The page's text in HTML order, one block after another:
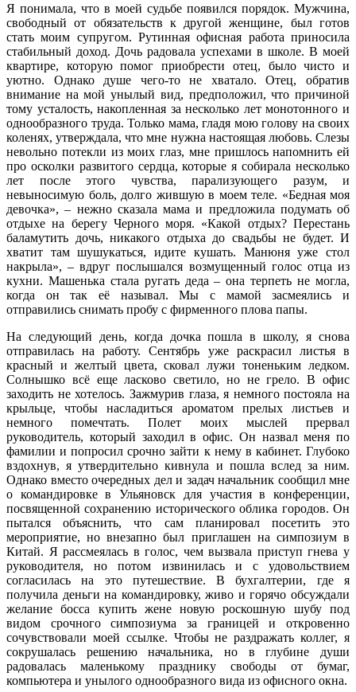
Я понимала, что в моей судьбе появился порядок. Мужчина,
свободный от обязательств к другой женщине, был готов
стать моим супругом. Рутинная офисная работа приносила
стабильный доход. Дочь радовала успехами в школе. В моей
квартире, которую помог приобрести отец, было чисто и
уютно. Однако душе чего-то не хватало. Отец, обратив
внимание на мой унылый вид, предположил, что причиной
тому усталость, накопленная за несколько лет монотонного и
однообразного труда. Только мама, гладя мою голову на своих
коленях, утверждала, что мне нужна настоящая любовь. Слезы
невольно потекли из моих глаз, мне пришлось напомнить ей
про осколки развитого сердца, которые я собирала несколько
лет после этого чувства, парализующего разум, и
невыносимую боль, долго жившую в моем теле. «Бедная моя
девочка», – нежно сказала мама и предложила подумать об
отдыхе на берегу Черного моря. «Какой отдых? Перестань
баламутить дочь, никакого отдыха до свадьбы не будет. И
хватит там шушукаться, идите кушать. Манюня уже стол
накрыла», – вдруг послышался возмущенный голос отца из
кухни. Машенька стала ругать деда – она терпеть не могла,
когда он так её называл. Мы с мамой засмеялись и
отправились снимать пробу с фирменного плова папы.
На следующий день, когда дочка пошла в школу, я снова
отправилась на работу. Сентябрь уже раскрасил листья в
красный и желтый цвета, сковал лужи тоненьким ледком.
Солнышко всё еще ласково светило, но не грело. В офис
заходить не хотелось. Зажмурив глаза, я немного постояла на
крыльце, чтобы насладиться ароматом прелых листьев и
немного помечтать. Полет моих мыслей прервал
руководитель, который заходил в офис. Он назвал меня по
фамилии и попросил срочно зайти к нему в кабинет. Глубоко
вздохнув, я утвердительно кивнула и пошла вслед за ним.
Однако вместо очередных дел и задач начальник сообщил мне
о командировке в Ульяновск для участия в конференции,
посвященной сохранению исторического облика городов. Он
пытался объяснить, что сам планировал посетить это
мероприятие, но внезапно был приглашен на симпозиум в
Китай. Я рассмеялась в голос, чем вызвала приступ гнева у
руководителя, но потом извинилась и с удовольствием
согласилась на это путешествие. В бухгалтерии, где я
получила деньги на командировку, живо и горячо обсуждали
желание босса купить жене новую роскошную шубу под
видом срочного симпозиума за границей и откровенно
сочувствовали моей ссылке. Чтобы не раздражать коллег, я
сокрушалась решению начальника, но в глубине души
радовалась маленькому празднику свободы от бумаг,
компьютера и унылого однообразного вида из офисного окна.